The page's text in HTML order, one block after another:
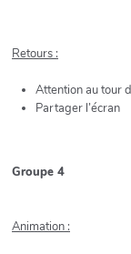
Retours :
Attention au tour
Partager l’écran
Groupe 4
Animation :